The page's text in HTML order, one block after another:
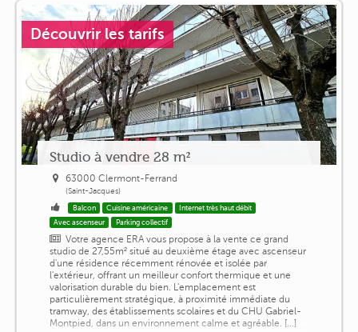
Découvrir les tarifs
Studio à vendre 28 m²
63000 Clermont-Ferrand
(Saint-Jacques)
Balcon Cuisine américaine
Internet très haut débit
Avec ascenseur
Parking collectif
Votre agence ERA vous propose à la vente ce grand
studio de 27,55m² situé au deuxième étage avec ascenseur
d'une résidence récemment rénovée et isolée par
l'extérieur, offrant un meilleur confort thermique et une
valorisation durable du bien. L'emplacement est
particulièrement stratégique, à proximité immédiate du
tramway, des établissements scolaires et du CHU Gabriel-
Montpied, dans un environnement calme et agréable. [...]